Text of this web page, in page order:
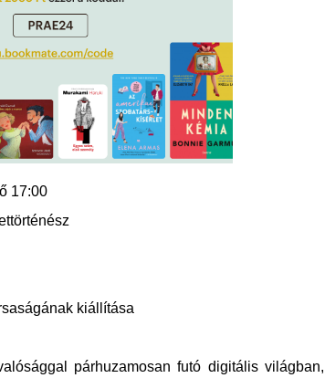
17:00
kiállítása
párhuzamosan futó digitális világban,